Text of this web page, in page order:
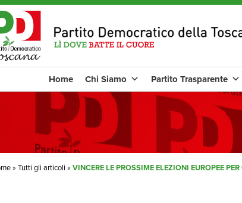
Home Chi Siamo Partito Trasparente
» Tutti gli articoli » VINCERE LE PROSSIME ELEZIONI EUROPEE